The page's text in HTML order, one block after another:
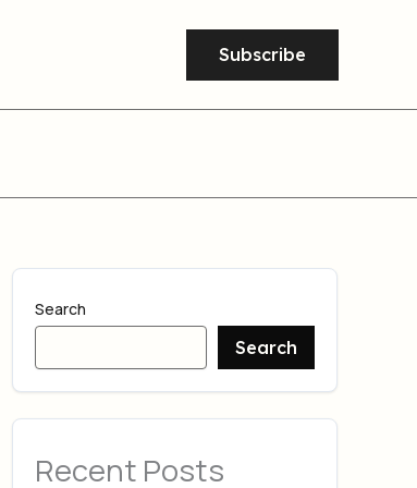
Subscribe
Search
Search
Recent Posts